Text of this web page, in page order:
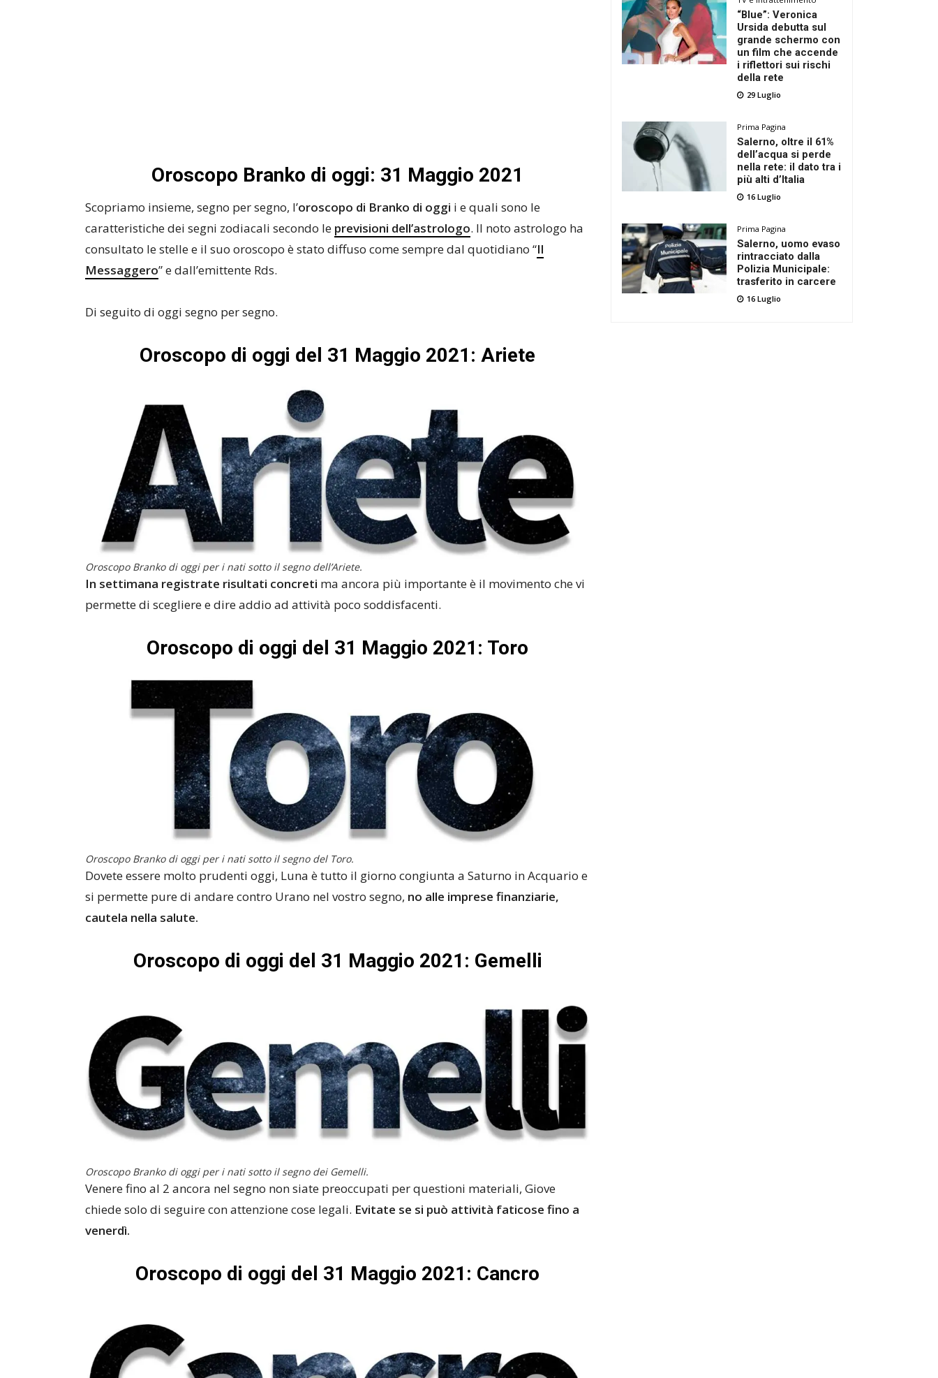
Oroscopo Branko di oggi: 31 Maggio 2021
Scopriamo insieme, segno per segno, l’oroscopo di Branko di oggi i e quali sono le
caratteristiche dei segni zodiacali secondo le previsioni dell’astrologo. Il noto astrologo ha
consultato le stelle e il suo oroscopo è stato diffuso come sempre dal quotidiano “Il
Messaggero” e dall’emittente Rds.
Di seguito di oggi segno per segno.
Oroscopo di oggi del 31 Maggio 2021: Ariete
Oroscopo Branko di oggi per i nati sotto il segno dell’Ariete.
In settimana registrate risultati concreti ma ancora più importante è il movimento che vi
permette di scegliere e dire addio ad attività poco soddisfacenti.
Oroscopo di oggi del 31 Maggio 2021: Toro
Oroscopo Branko di oggi per i nati sotto il segno del Toro.
Dovete essere molto prudenti oggi, Luna è tutto il giorno congiunta a Saturno in Acquario e
si permette pure di andare contro Urano nel vostro segno, no alle imprese finanziarie,
cautela nella salute.
Oroscopo di oggi del 31 Maggio 2021: Gemelli
Oroscopo Branko di oggi per i nati sotto il segno dei Gemelli.
Venere fino al 2 ancora nel segno non siate preoccupati per questioni materiali, Giove
chiede solo di seguire con attenzione cose legali. Evitate se si può attività faticose fino a
venerdì.
Oroscopo di oggi del 31 Maggio 2021: Cancro
“Blue”: Veronica
Ursida debutta sul
grande schermo con
un film che accende
i riflettori sui rischi
della rete
29 Luglio
Prima Pagina
Salerno, oltre il 61%
dell’acqua si perde
nella rete: il dato tra i
più alti d’Italia
16 Luglio
Prima Pagina
Salerno, uomo evaso
rintracciato dalla
Polizia Municipale:
trasferito in carcere
16 Luglio